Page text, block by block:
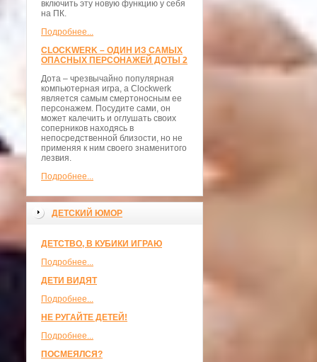
включить эту новую функцию у себя
на ПК.
Подробнее...
CLOCKWERK – ОДИН ИЗ САМЫХ
ОПАСНЫХ ПЕРСОНАЖЕЙ ДОТЫ 2
Дота – чрезвычайно популярная
компьютерная игра, а Clockwerk
является самым смертоносным ее
персонажем. Посудите сами, он
может калечить и оглушать своих
соперников находясь в
непосредственной близости, но не
применяя к ним своего знаменитого
лезвия.
Подробнее...
ДЕТСКИЙ ЮМОР
ДЕТСТВО, В КУБИКИ ИГРАЮ
Подробнее...
ДЕТИ ВИДЯТ
Подробнее...
НЕ РУГАЙТЕ ДЕТЕЙ!
Подробнее...
ПОСМЕЯЛСЯ?